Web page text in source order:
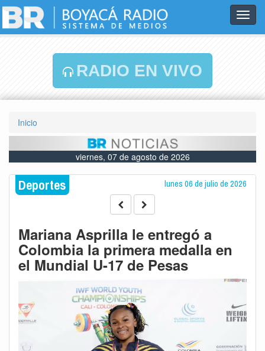
RADIO EN VIVO
Inicio
viernes, 07 de agosto de 2026
Deportes lunes 06 de julio de 2026
Mariana Asprilla le entregó a
Colombia la primera medalla en
el Mundial U-17 de Pesas